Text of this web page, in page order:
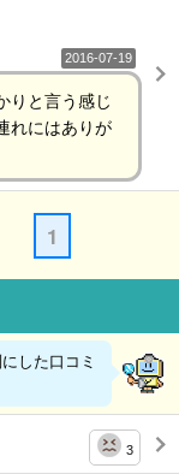
2016-07-19
りと言う感じ
れにはありが
1
した口コミ
3